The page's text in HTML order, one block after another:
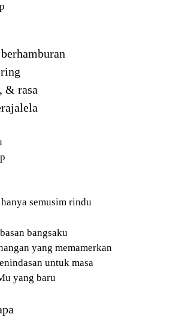
& rasa
semusim rindu
bangsaku
yang memamerkan
untuk masa
yang baru